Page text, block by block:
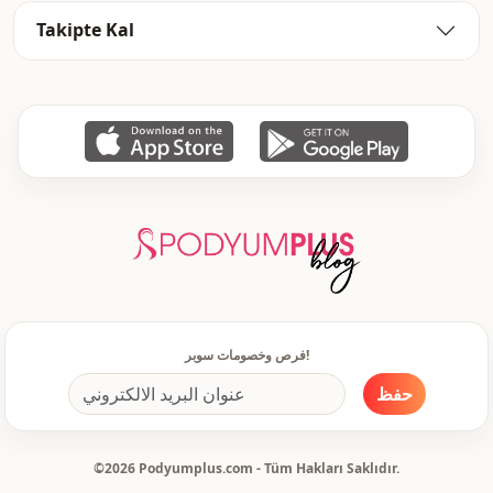
Takipte Kal
فرص وخصومات سوبر!
حفظ
©2026 Podyumplus.com - Tüm Hakları Saklıdır.